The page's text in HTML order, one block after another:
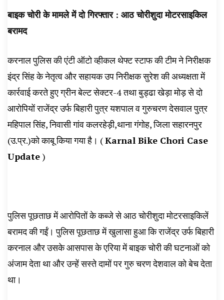
बाइक चोरी के मामले में दो गिरफ्तार : आठ चोरीशुदा मोटरसाइकिल
बरामद
करनाल पुलिस की एंटी ऑटो व्हीकल थेफ्ट स्टाफ की टीम ने निरीक्षक
इंद्र सिंह के नेतृत्व और सहायक उप निरीक्षक सुरेश की अध्यक्षता में
कार्रवाई करते हुए ग्रीन बेल्ट सेक्टर-4 तथा बुड्ढा खेड़ा मोड़ से दो
आरोपियों राजेंद्र उर्फ बिहारी पुत्र यशपाल व गुरुचरण देसवाल पुत्र
महिपाल सिंह, निवासी गांव कलरहेड़ी,थाना गंगोह, जिला सहारनपुर
(उ.प्र.)को काबू किया गया है। (Karnal Bike Chori Case
Update )
पुलिस पूछताछ में आरोपितों के कब्जे से आठ चोरीशुदा मोटरसाइकिलें
बरामद की गईं। पुलिस पूछताछ में खुलासा हुआ कि राजेंद्र उर्फ बिहारी
करनाल और उसके आसपास के एरिया में बाइक चोरी की घटनाओं को
अंजाम देता था और उन्हें सस्ते दामों पर गुरु चरण देशवाल को बेच देता
था।